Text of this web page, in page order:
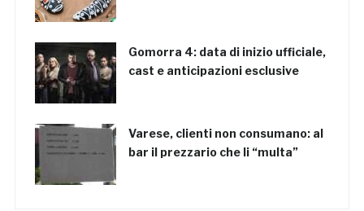
Gomorra 4: data di inizio ufficiale,
cast e anticipazioni esclusive
Varese, clienti non consumano: al
bar il prezzario che li “multa”